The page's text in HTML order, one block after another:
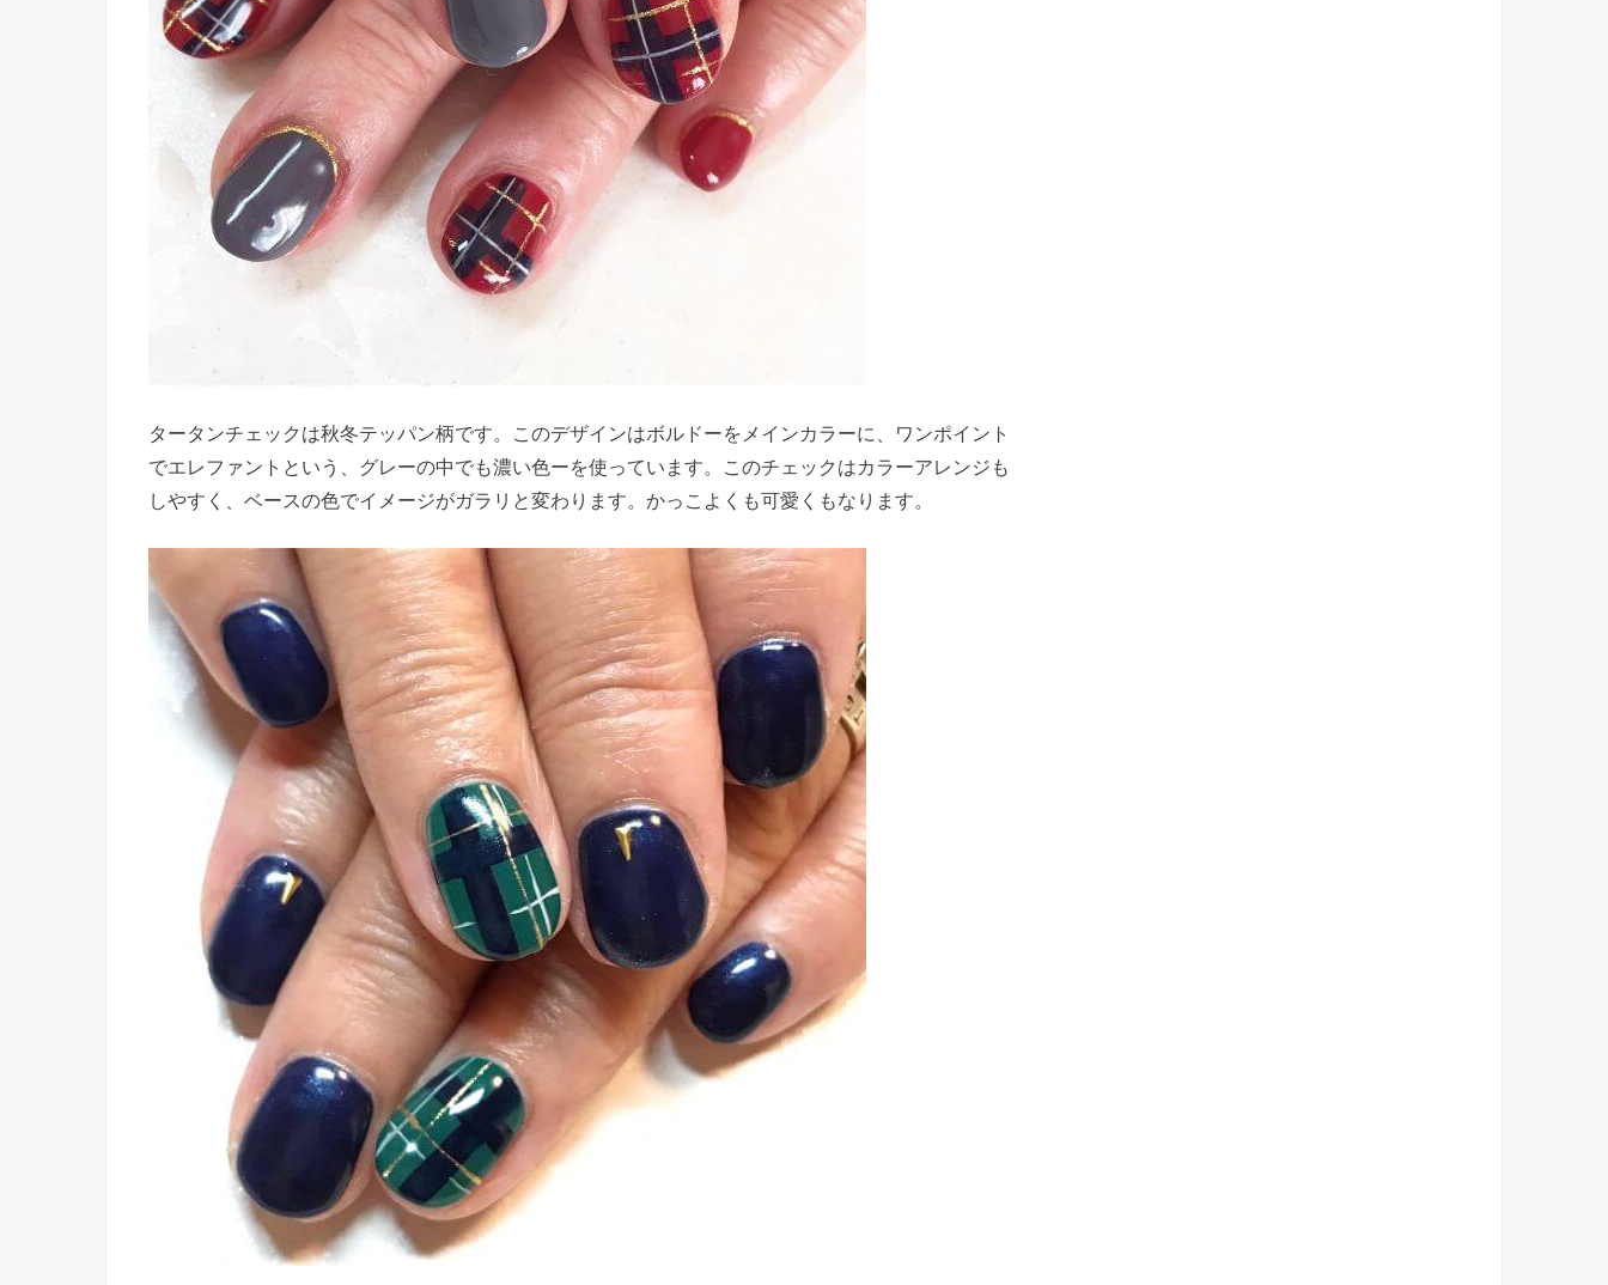
タータンチェックは秋冬テッパン柄です。このデザインはボルドーをメインカラーに、ワンポイント
でエレファントという、グレーの中でも濃い色ーを使っています。このチェックはカラーアレンジも
しやすく、ベースの色でイメージがガラリと変わります。かっこよくも可愛くもなります。